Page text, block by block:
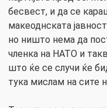
бесвест, и да се
макеоднската
но ништо нема да
членка на НАТО и
што ќе се случи ќе
тука мислам на